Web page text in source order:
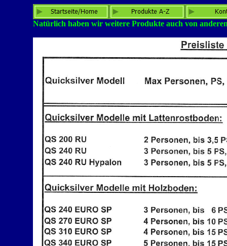
Natürlich haben wir weitere Produkte auch von